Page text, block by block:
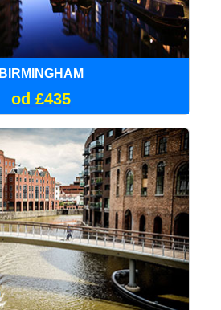
BIRMINGHAM
od £435